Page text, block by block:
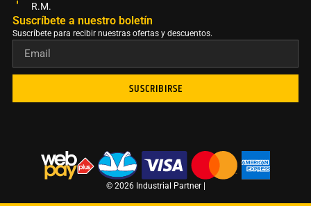
R.M.
Suscríbete a nuestro boletín​
Suscríbete para recibir nuestras ofertas y descuentos.
SUSCRIBIRSE
© 2026 Industrial Partner |